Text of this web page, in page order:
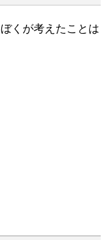
ぼくが考えたことは